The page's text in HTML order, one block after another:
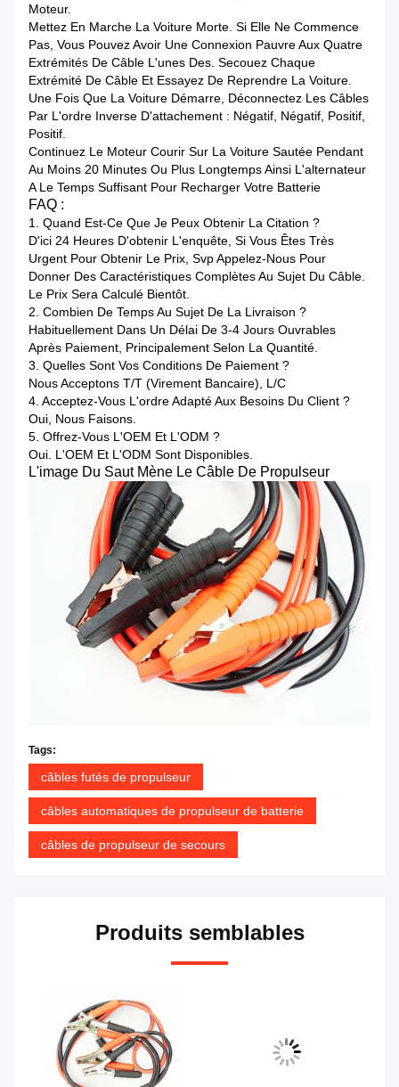
Moteur.
Mettez En Marche La Voiture Morte. Si Elle Ne Commence
Pas, Vous Pouvez Avoir Une Connexion Pauvre Aux Quatre
Extrémités De Câble L'unes Des. Secouez Chaque
Extrémité De Câble Et Essayez De Reprendre La Voiture.
Une Fois Que La Voiture Démarre, Déconnectez Les Câbles
Par L'ordre Inverse D'attachement : Négatif, Négatif, Positif,
Positif.
Continuez Le Moteur Courir Sur La Voiture Sautée Pendant
Au Moins 20 Minutes Ou Plus Longtemps Ainsi L'alternateur
A Le Temps Suffisant Pour Recharger Votre Batterie
FAQ :
1. Quand Est-Ce Que Je Peux Obtenir La Citation ?
D'ici 24 Heures D'obtenir L'enquête, Si Vous Êtes Très
Urgent Pour Obtenir Le Prix, Svp Appelez-Nous Pour
Donner Des Caractéristiques Complètes Au Sujet Du Câble.
Le Prix Sera Calculé Bientôt.
2. Combien De Temps Au Sujet De La Livraison ?
Habituellement Dans Un Délai De 3-4 Jours Ouvrables
Après Paiement, Principalement Selon La Quantité.
3. Quelles Sont Vos Conditions De Paiement ?
Nous Acceptons T/T (virement Bancaire), L/C
4. Acceptez-Vous L'ordre Adapté Aux Besoins Du Client ?
Oui, Nous Faisons.
5. Offrez-Vous L'OEM Et L'ODM ?
Oui. L'OEM Et L'ODM Sont Disponibles.
L'image Du Saut Mène Le Câble De Propulseur
Tags:
câbles futés de propulseur
câbles automatiques de propulseur de batterie
câbles de propulseur de secours
Produits semblables